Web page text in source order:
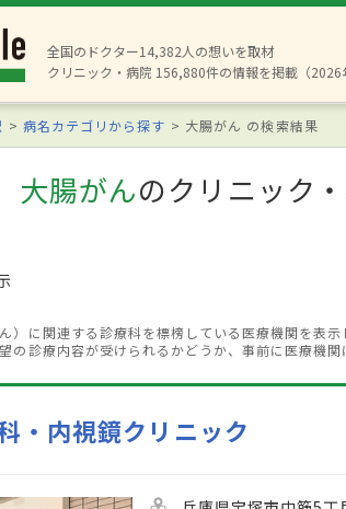
全国のドクター14,382人の想いを取材
クリニック・病院 156,880件の情報を掲載（2026
病名カテゴリから探す 大腸がん の検索結果
大腸がんのクリニック
）に関連する診療科を標榜している医療機関を表
の診療内容が受けられるかどうか、事前に医療機関
・内視鏡クリニック